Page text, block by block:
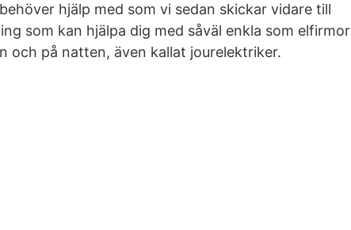
hjälp med som vi sedan skickar vidare till
som kan hjälpa dig med såväl enkla som elfirmor
och på natten, även kallat jourelektriker.